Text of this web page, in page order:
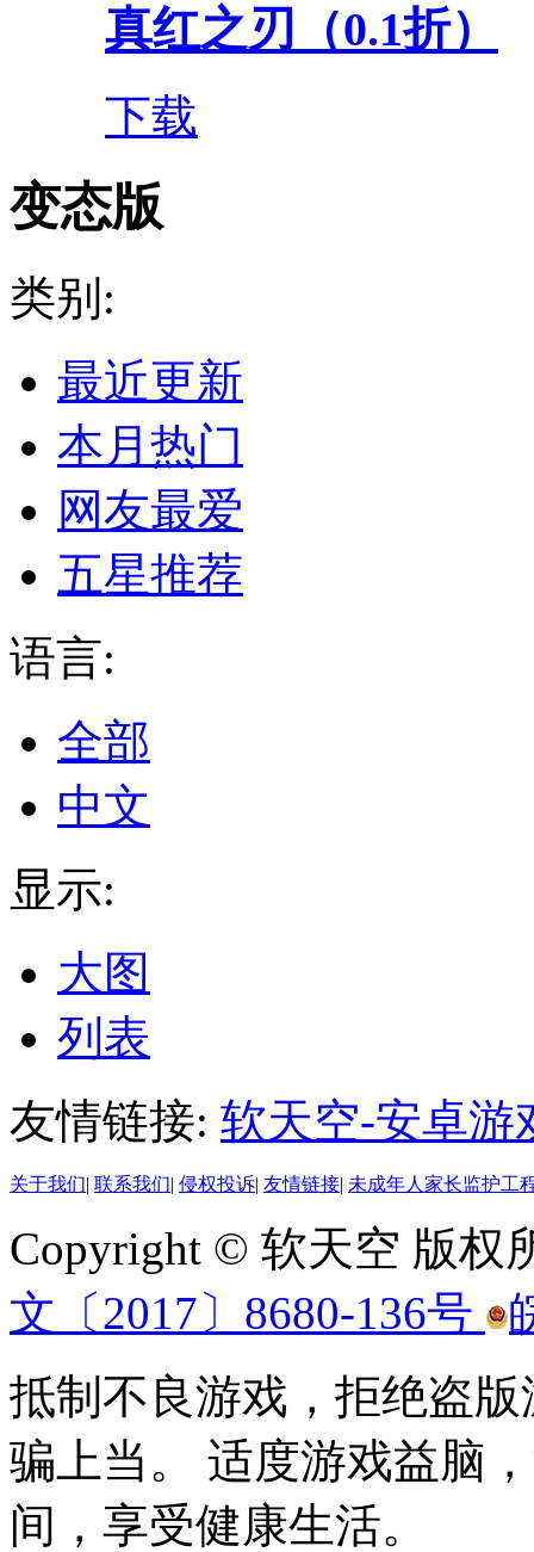
真红之刃（0.1折）
下载
变态版
类别:
最近更新
本月热门
网友最爱
五星推荐
语言:
全部
中文
显示:
大图
列表
友情链接: 软天空-安卓游
关于我们| 联系我们| 侵权投诉| 友情链接| 未成年人家长监护工
Copyright © 软天空 版权
文〔2017〕8680-136号
抵制不良游戏，拒绝盗
骗上当。 适度游戏益脑
间，享受健康生活。